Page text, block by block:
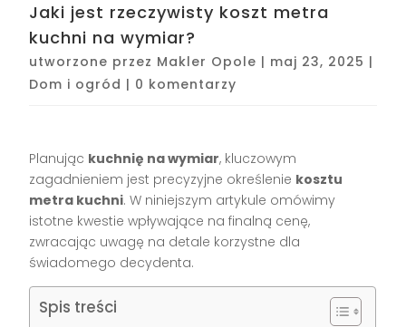
Jaki jest rzeczywisty koszt metra
kuchni na wymiar?
utworzone przez Makler Opole | maj 23, 2025 |
Dom i ogród | 0 komentarzy
Planując kuchnię na wymiar, kluczowym
zagadnieniem jest precyzyjne określenie kosztu
metra kuchni. W niniejszym artykule omówimy
istotne kwestie wpływające na finalną cenę,
zwracając uwagę na detale korzystne dla
świadomego decydenta.
Spis treści